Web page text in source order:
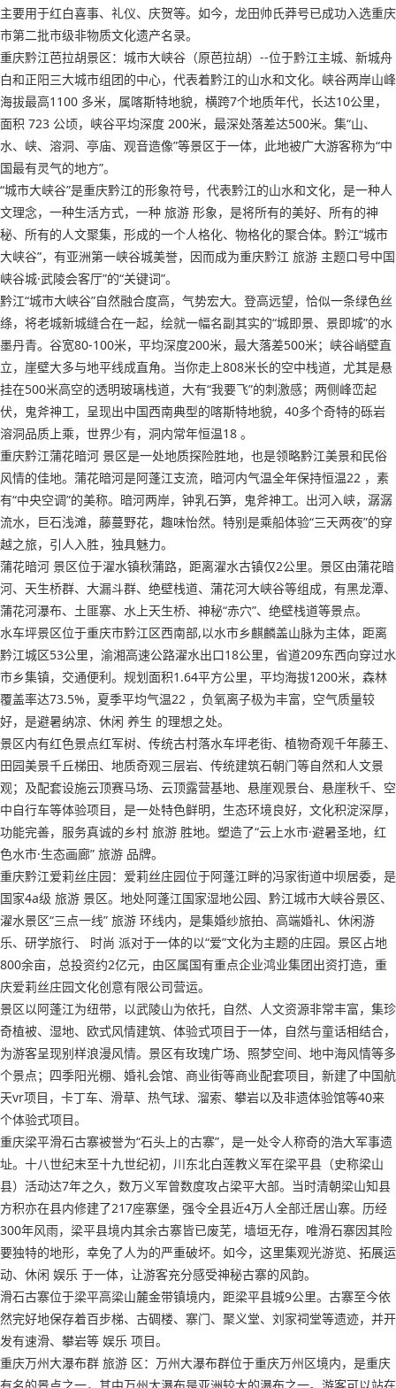
主要用于红白喜事、礼仪、庆贺等。如今，龙田帅氏莽号已成功入选重庆
市第二批市级非物质文化遗产名录。
重庆黔江芭拉胡景区：城市大峡谷（原芭拉胡）--位于黔江主城、新城舟
白和正阳三大城市组团的中心，代表着黔江的山水和文化。峡谷两岸山峰
海拔最高1100 多米，属喀斯特地貌，横跨7个地质年代，长达10公里，
面积 723 公顷，峡谷平均深度 200米，最深处落差达500米。集“山、
水、峡、溶洞、亭庙、观音造像”等景区于一体，此地被广大游客称为“中
国最有灵气的地方”。
“城市大峡谷”是重庆黔江的形象符号，代表黔江的山水和文化，是一种人
文理念，一种生活方式，一种 旅游 形象，是将所有的美好、所有的神
秘、所有的人文聚集，形成的一个人格化、物格化的聚合体。黔江“城市
大峡谷”，有亚洲第一峡谷城美誉，因而成为重庆黔江 旅游 主题口号中国
峡谷城·武陵会客厅”的“关键词”。
黔江“城市大峡谷”自然融合度高，气势宏大。登高远望，恰似一条绿色丝
绦，将老城新城缝合在一起，绘就一幅名副其实的“城即景、景即城”的水
墨丹青。谷宽80-100米，平均深度200米，最大落差500米；峡谷峭壁直
立，崖壁大多与地平线成直角。当你走上808米长的空中栈道，尤其是悬
挂在500米高空的透明玻璃栈道，大有“我要飞”的刺激感；两侧峰峦起
伏，鬼斧神工，呈现出中国西南典型的喀斯特地貌，40多个奇特的砾岩
溶洞品质上乘，世界少有，洞内常年恒温18 。
重庆黔江蒲花暗河 景区是一处地质探险胜地，也是领略黔江美景和民俗
风情的佳地。蒲花暗河是阿蓬江支流，暗河内气温全年保持恒温22 ，素
有“中央空调”的美称。暗河两岸，钟乳石笋，鬼斧神工。出河入峡，潺潺
流水，巨石浅滩，藤蔓野花，趣味怡然。特别是乘船体验“三天两夜”的穿
越之旅，引人入胜，独具魅力。
蒲花暗河 景区位于濯水镇秋蒲路，距离濯水古镇仅2公里。景区由蒲花暗
河、天生桥群、大漏斗群、绝壁栈道、蒲花河大峡谷等组成，有黑龙潭、
蒲花河瀑布、土匪寨、水上天生桥、神秘“赤穴”、绝壁栈道等景点。
水车坪景区位于重庆市黔江区西南部,以水市乡麒麟盖山脉为主体，距离
黔江城区53公里，渝湘高速公路濯水出口18公里，省道209东西向穿过水
市乡集镇，交通便利。规划面积1.64平方公里，平均海拔1200米，森林
覆盖率达73.5%，夏季平均气温22 ，负氧离子极为丰富，空气质量较
好，是避暑纳凉、休闲 养生 的理想之处。
景区内有红色景点红军树、传统古村落水车坪老街、植物奇观千年藤王、
田园美景千丘梯田、地质奇观三层岩、传统建筑石朝门等自然和人文景
观；及配套设施云顶赛马场、云顶露营基地、悬崖观景台、悬崖秋千、空
中自行车等体验项目，是一处特色鲜明，生态环境良好，文化积淀深厚，
功能完善，服务真诚的乡村 旅游 胜地。塑造了“云上水市·避暑圣地，红
色水市·生态画廊” 旅游 品牌。
重庆黔江爱莉丝庄园：爱莉丝庄园位于阿蓬江畔的冯家街道中坝居委，是
国家4a级 旅游 景区。地处阿蓬江国家湿地公园、黔江城市大峡谷景区、
濯水景区“三点一线” 旅游 环线内，是集婚纱旅拍、高端婚礼、休闲游
乐、研学旅行、 时尚 派对于一体的以“爱”文化为主题的庄园。景区占地
800余亩，总投资约2亿元，由区属国有重点企业鸿业集团出资打造，重
庆爱莉丝庄园文化创意有限公司营运。
景区以阿蓬江为纽带，以武陵山为依托，自然、人文资源非常丰富，集珍
奇植被、湿地、欧式风情建筑、体验式项目于一体，自然与童话相结合，
为游客呈现别样浪漫风情。景区有玫瑰广场、照梦空间、地中海风情等多
个景点；四季阳光棚、婚礼会馆、商业街等商业配套项目，新建了中国航
天vr项目，卡丁车、滑草、热气球、溜索、攀岩以及非遗体验馆等40来
个体验式项目。
重庆梁平滑石古寨被誉为“石头上的古寨”，是一处令人称奇的浩大军事遗
址。十八世纪末至十九世纪初，川东北白莲教义军在梁平县（史称梁山
县）活动达7年之久，数万义军曾数度攻占梁平大部。当时清朝梁山知县
方积亦在县内修建了217座寨堡，强令全县近4万人全部迁居山寨。历经
300年风雨，梁平县境内其余古寨皆已废芜，墙垣无存，唯滑石寨因其险
要独特的地形，幸免了人为的严重破坏。如今，这里集观光游览、拓展运
动、休闲 娱乐 于一体，让游客充分感受神秘古寨的风韵。
滑石古寨位于梁平高梁山麓金带镇境内，距梁平县城9公里。古寨至今依
然完好地保存着百步梯、古碉楼、寨门、聚义堂、刘家祠堂等遗迹，并开
发有速滑、攀岩等 娱乐 项目。
重庆万州大瀑布群 旅游 区：万州大瀑布群位于重庆万州区境内，是重庆